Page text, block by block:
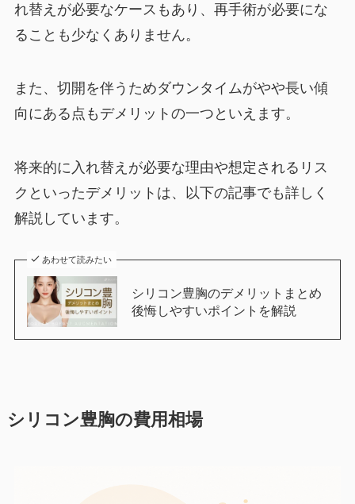
れ替えが必要なケースもあり、再手術が必要にな
ることも少なくありません。
また、切開を伴うためダウンタイムがやや長い傾
向にある点もデメリットの一つといえます。
将来的に入れ替えが必要な理由や想定されるリス
クといったデメリットは、以下の記事でも詳しく
解説しています。
あわせて読みたい
シリコン豊胸のデメリットまとめ
後悔しやすいポイントを解説
シリコン豊胸の費用相場